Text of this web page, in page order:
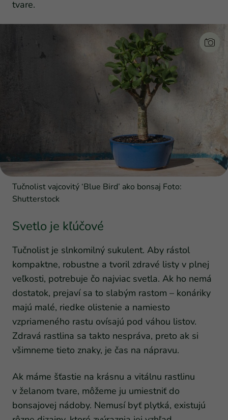
tvare.
Tučnolist vajcovitý ‘Blue Bird’ ako bonsaj Foto:
Shutterstock
Svetlo je kľúčové
Tučnolist je slnkomilný sukulent. Aby rástol
kompaktne, robustne a tvoril zdravé listy v plnej
veľkosti, potrebuje čo najviac svetla. Ak ho nemá
dostatok, prejaví sa to slabým rastom – konáriky
majú malé, riedke olistenie a namiesto
vzpriameného rastu ovísajú pod váhou listov.
Zdravá rastlina sa takto nespráva, preto ak si
všimneme tieto znaky, je čas na nápravu.
Ak máme šťastie na krásnu a vitálnu rastlinu
v želanom tvare, môžeme ju umiestniť do
bonsajovej nádoby. Nemusí byť plytká, existujú